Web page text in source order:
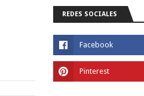
REDES SOCIALES